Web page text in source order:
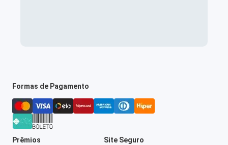
Formas de Pagamento
Prêmios Site Seguro